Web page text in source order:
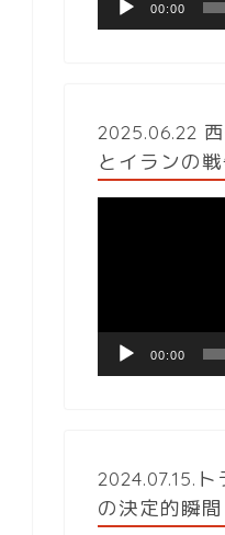
00:00
2025.06.22
とイランの
ヤ
00:00
2024.07.15.
の決定的瞬間